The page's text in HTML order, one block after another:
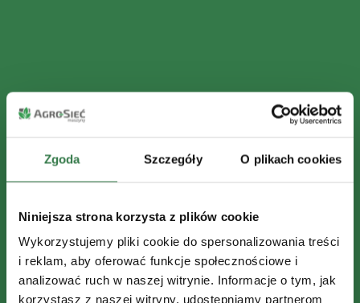
Zgoda Szczegóły O plikach cookies
Niniejsza strona korzysta z plików cookie
Wykorzystujemy pliki cookie do spersonalizowania treści
i reklam, aby oferować funkcje społecznościowe i
analizować ruch w naszej witrynie. Informacje o tym, jak
korzystasz z naszej witryny, udostępniamy partnerom